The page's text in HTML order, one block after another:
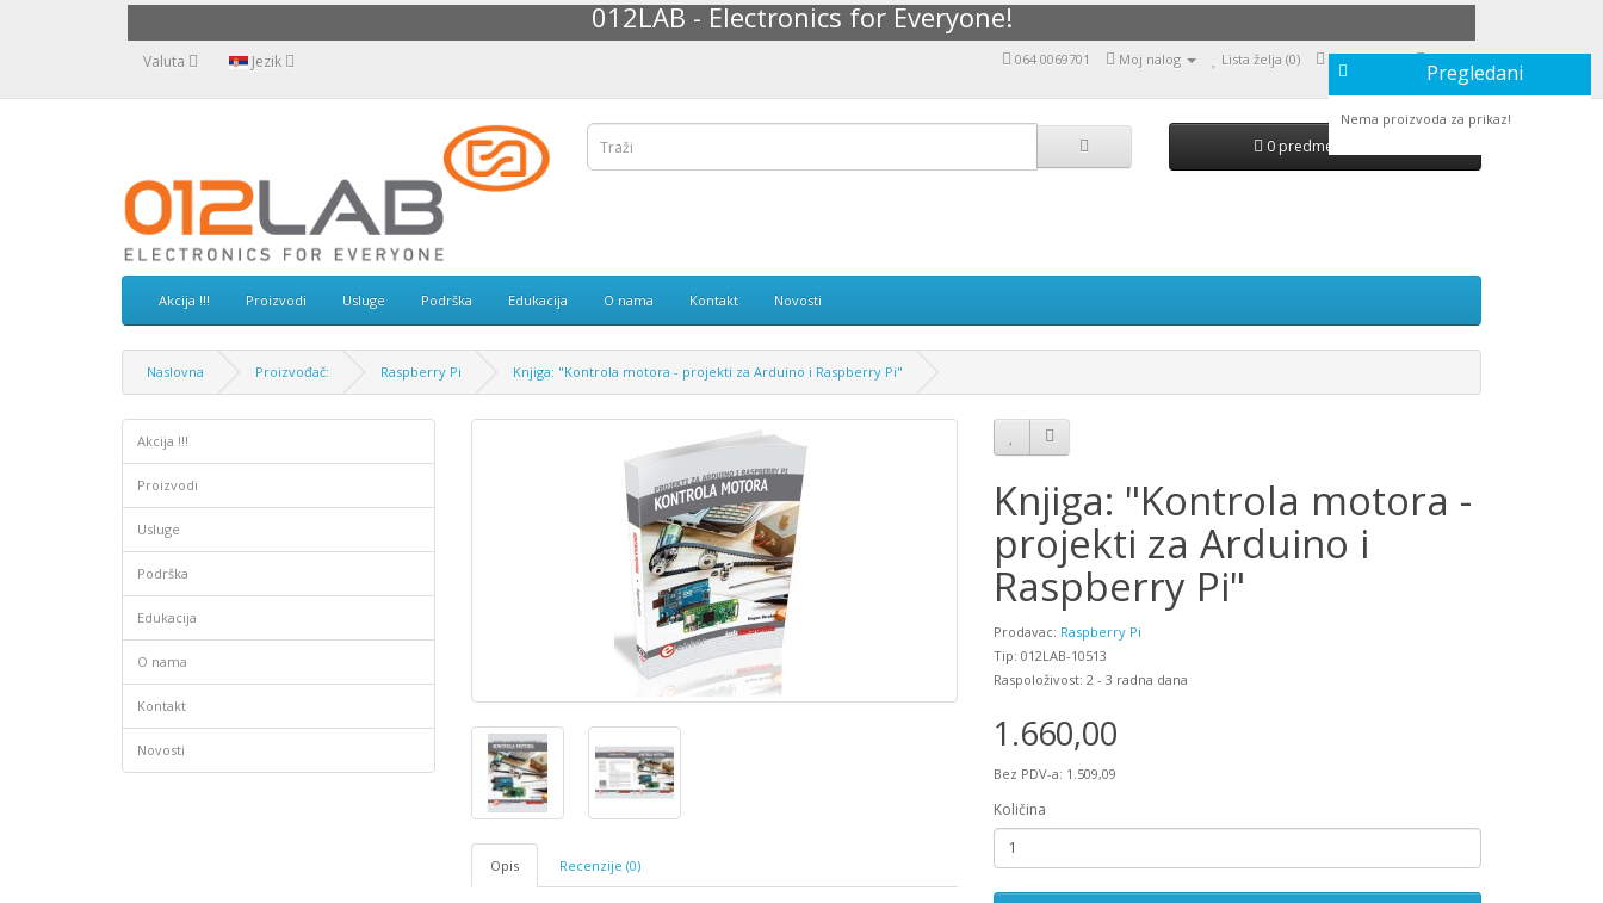
012LAB - Electronics for Everyone!
Valuta Jezik 064 0069701 Moj nalog Lista želja (0) Moja korpa Naruči
0 predmet(a) - 0,00
Akcija !!! Proizvodi Usluge Podrška Edukacija O nama Kontakt Novosti
Naslovna Proizvođač: Raspberry Pi Knjiga: "Kontrola motora - projekti za Arduino i Raspberry Pi"
Akcija !!!
Proizvodi
Usluge
Podrška
Edukacija
O nama
Kontakt
Novosti
Pregledani
Nema proizvoda za prikaz!
Opis Recenzije (0)
Knjiga: "Kontrola motora -
projekti za Arduino i
Raspberry Pi"
Prodavac: Raspberry Pi
Tip: 012LAB-10513
Raspoloživost: 2 - 3 radna dana
1.660,00
Bez PDV-a: 1.509,09
Količina